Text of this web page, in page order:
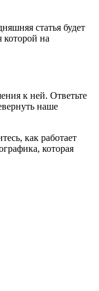
статья будет
которой на
к ней. Ответьте
наше
как работает
которая